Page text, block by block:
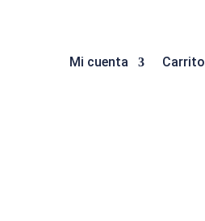
Mi cuenta Carrito